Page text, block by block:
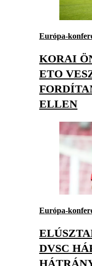
Európa-
KORAI
ETO
ELLEN
Európa-
DVSC